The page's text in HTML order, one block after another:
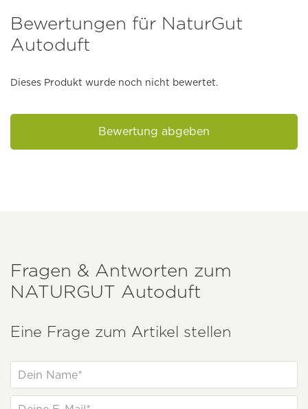
Bewertungen für NaturGut
Autoduft
Dieses Produkt wurde noch nicht bewertet.
Bewertung abgeben
Fragen & Antworten zum
NATURGUT Autoduft
Eine Frage zum Artikel stellen